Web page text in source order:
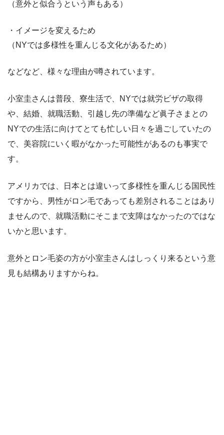
（意外と似合うという声もある）
・イメージを変えるため
（NYでは多様性を重んじる文化があるため）
などなど、様々な理由が噂されています。
小室圭さんは普段、寮生活で、NYでは就労ビザの取得
や、結婚、就職活動、引越し先の準備など眞子さまとの
NYでの生活に向けてとても忙しい日々を過ごしていたの
で、美容院にいく暇がなかった可能性があるのも事実で
す。
アメリカでは、日本とは違いって多様性を重んじる国民性
ですから、男性がロン毛であっても差別されることはあり
ませんので、就職活動にそこまで支障はなかったのではな
いかと思います。
意外とロン毛姿の方が小室圭さんはしっくり来るという意
見も結構ありますからね。